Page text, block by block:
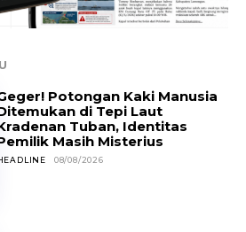
Potongan Kaki Manusia
di Tepi Laut
Tuban, Identitas
Masih Misterius
08/08/2026